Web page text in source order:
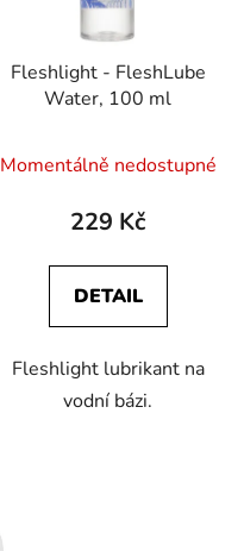
Fleshlight - FleshLube
Water, 100 ml
Momentálně nedostupné
229 Kč
DETAIL
Fleshlight lubrikant na
vodní bázi.